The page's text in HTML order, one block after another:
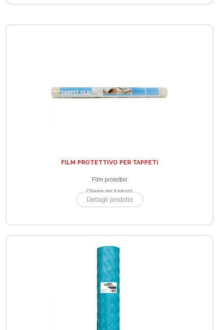
FILM PROTETTIVO PER TAPPETI
Film protettivi
Chiama per il prezzo
Dettagli prodotto